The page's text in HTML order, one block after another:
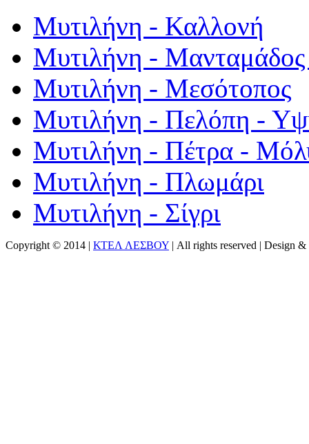
Μυτιλήνη - Καλλονή
Μυτιλήνη - Μανταμάδος
Μυτιλήνη - Μεσότοπος
Μυτιλήνη - Πελόπη -
Μυτιλήνη - Πέτρα -
Μυτιλήνη - Πλωμάρι
Μυτιλήνη - Σίγρι
Copyright © 2014 | ΚΤΕΛ ΛΕΣΒΟΥ | All rights reserved | Design &